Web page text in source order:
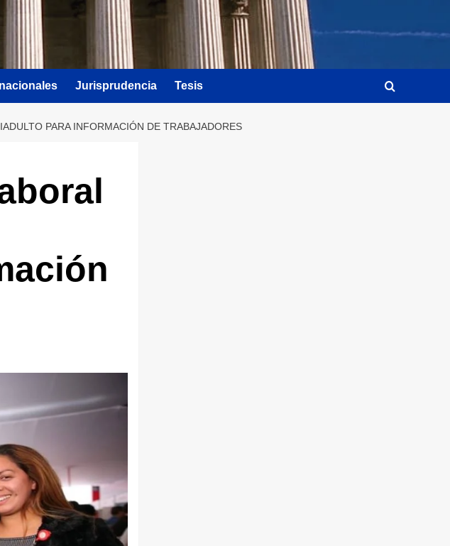
Jurisprudencia Tesis
PARA INFORMACIÓN DE TRABAJADORES